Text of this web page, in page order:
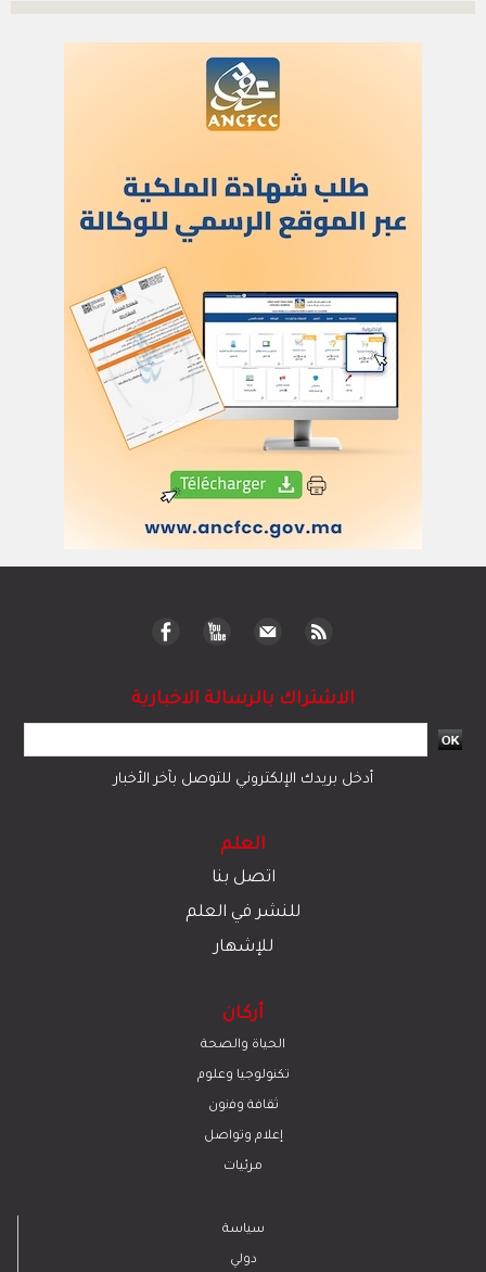
الاشتراك بالرسالة الاخبارية
أدخل بريدك الإلكتروني للتوصل بآخر الأخبار
العلم
اتصل بنا
للنشر في العلم
للإشهار
أركان
الحياة والصحة
تكنولوجيا وعلوم
ﺛﻘﺎﻓﺔ وﻓﻧون
إعلام وتواصل
مرئيات
سياسة
دولي